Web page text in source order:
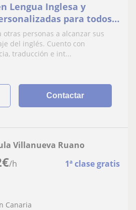
Lengua Inglesa y
para todos
clases presenciales (u
otras personas a alcanzar sus
del inglés. Cuento con
traducción e int...
Contactar
€/h 1ª clase gratis
Villanueva Ruano
Canaria